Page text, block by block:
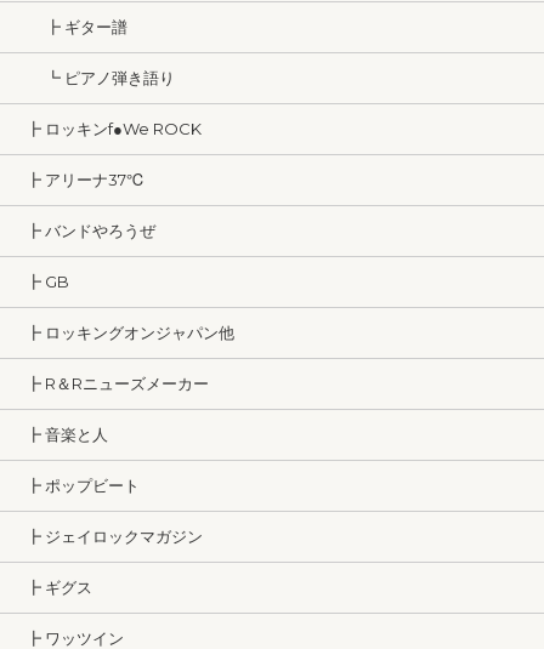
┣ ギター譜
┗ ピアノ弾き語り
┣ ロッキンf●We ROCK
┣ アリーナ37℃
┣ バンドやろうぜ
┣ GB
┣ ロッキングオンジャパン他
┣ R＆Rニューズメーカー
┣ 音楽と人
┣ ポップビート
┣ ジェイロックマガジン
┣ ギグス
┣ ワッツイン